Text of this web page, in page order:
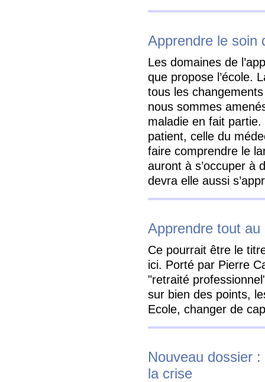
Apprendre le soin
Les domaines de
que propose l’école.
tous les
nous sommes
maladie en fait
patient, celle du
faire comprendre le
auront à s’occuper à
devra elle aussi
Apprendre tout au
Ce pourrait être le
ici. Porté par Pierre
"retraité
sur bien des points,
Ecole, changer de
Nouveau dossier
la crise